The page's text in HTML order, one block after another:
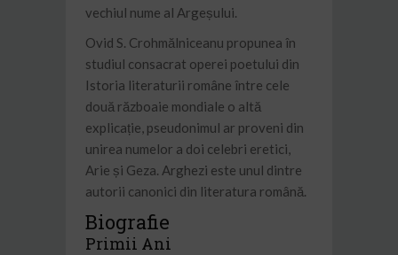
vechiul nume al Argeșului.
Ovid S. Crohmălniceanu propunea în
studiul consacrat operei poetului din
Istoria literaturii române între cele
două războaie mondiale o altă
explicație, pseudonimul ar proveni din
unirea numelor a doi celebri eretici,
Arie și Geza. Arghezi este unul dintre
autorii canonici din literatura română.
Biografie
Primii Ani